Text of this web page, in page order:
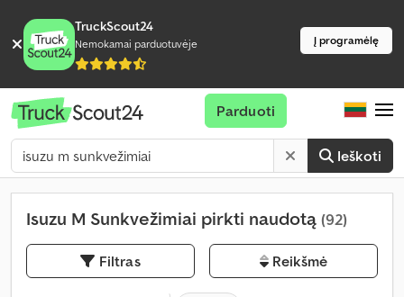
TruckScout24
Nemokamai parduotuvėje Į programėlę
Ieškoti
Parduoti
Isuzu M Sunkvežimiai pirkti naudotą (92)
Filtras Reikšmė